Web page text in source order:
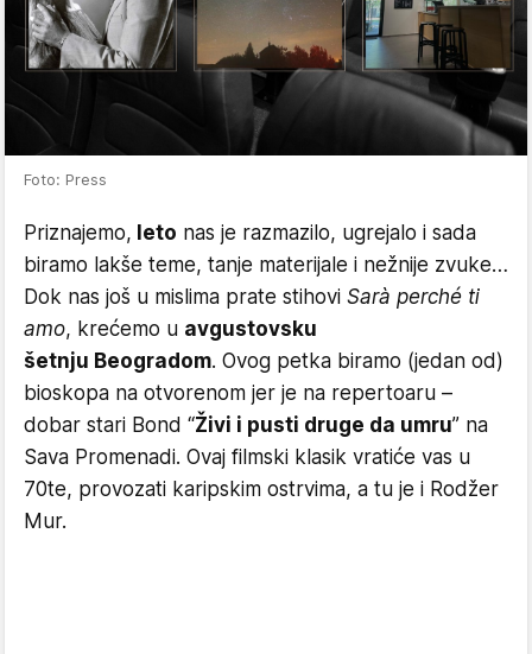
Foto: Press
Priznajemo, leto nas je razmazilo, ugrejalo i sada
biramo lakše teme, tanje materijale i nežnije zvuke…
Dok nas još u mislima prate stihovi Sarà perché ti
amo, krećemo u avgustovsku
šetnju Beogradom. Ovog petka biramo (jedan od)
bioskopa na otvorenom jer je na repertoaru –
dobar stari Bond “Živi i pusti druge da umru” na
Sava Promenadi. Ovaj filmski klasik vratiće vas u
70te, provozati karipskim ostrvima, a tu je i Rodžer
Mur.